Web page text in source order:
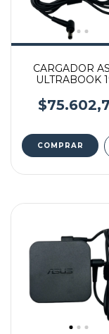
CARGADOR
ULTRABOOK